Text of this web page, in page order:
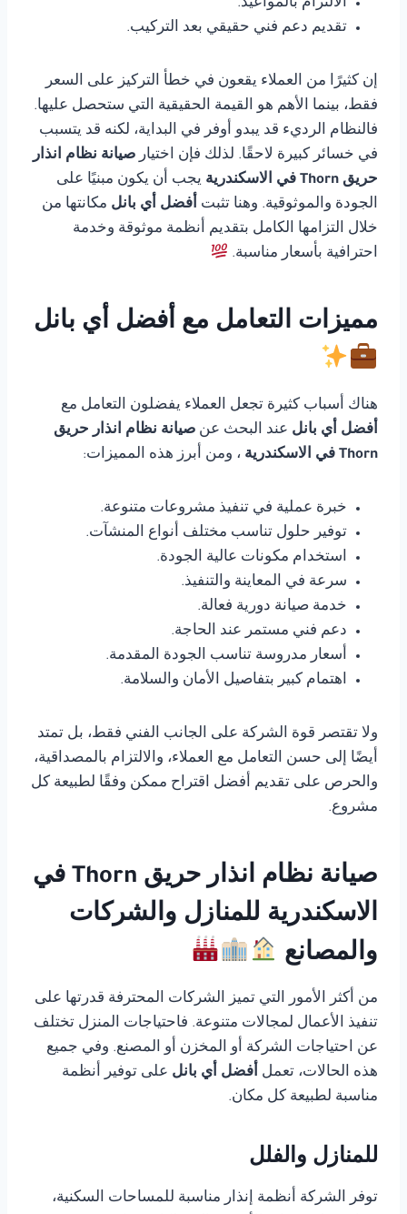
الالتزام بالمواعيد.
تقديم دعم فني حقيقي بعد التركيب.
إن كثيرًا من العملاء يقعون في خطأ التركيز على السعر
فقط، بينما الأهم هو القيمة الحقيقية التي ستحصل عليها.
فالنظام الرديء قد يبدو أوفر في البداية، لكنه قد يتسبب
في خسائر كبيرة لاحقًا. لذلك فإن اختيار صيانة نظام انذار
حريق Thorn في الاسكندرية
يجب أن يكون مبنيًا على
الجودة والموثوقية. وهنا تثبت أفضل أي بانل مكانتها من
خلال التزامها الكامل بتقديم أنظمة موثوقة وخدمة
احترافية بأسعار مناسبة.
مميزات التعامل مع أفضل أي بانل
هناك أسباب كثيرة تجعل العملاء يفضلون التعامل مع
أفضل أي بانل عند البحث عن صيانة نظام انذار حريق
Thorn في الاسكندرية
، ومن أبرز هذه المميزات:
خبرة عملية في تنفيذ مشروعات متنوعة.
توفير حلول تناسب مختلف أنواع المنشآت.
استخدام مكونات عالية الجودة.
سرعة في المعاينة والتنفيذ.
خدمة صيانة دورية فعالة.
دعم فني مستمر عند الحاجة.
أسعار مدروسة تناسب الجودة المقدمة.
اهتمام كبير بتفاصيل الأمان والسلامة.
ولا تقتصر قوة الشركة على الجانب الفني فقط، بل تمتد
أيضًا إلى حسن التعامل مع العملاء، والالتزام بالمصداقية،
والحرص على تقديم أفضل اقتراح ممكن وفقًا لطبيعة كل
مشروع.
صيانة نظام انذار حريق Thorn في
الاسكندرية للمنازل والشركات
والمصانع
من أكثر الأمور التي تميز الشركات المحترفة قدرتها على
تنفيذ الأعمال لمجالات متنوعة. فاحتياجات المنزل تختلف
عن احتياجات الشركة أو المخزن أو المصنع. وفي جميع
هذه الحالات، تعمل أفضل أي بانل على توفير أنظمة
مناسبة لطبيعة كل مكان.
للمنازل والفلل
توفر الشركة أنظمة إنذار مناسبة للمساحات السكنية،